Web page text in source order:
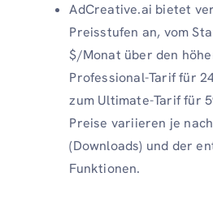
AdCreative.ai bietet
Preisstufen an, vom
$/Monat über den
Professional-Tarif für
zum Ultimate-Tarif für
Preise variieren je
(Downloads) und der
Funktionen.